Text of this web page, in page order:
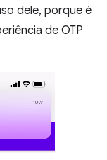
dele, porque é
de OTP